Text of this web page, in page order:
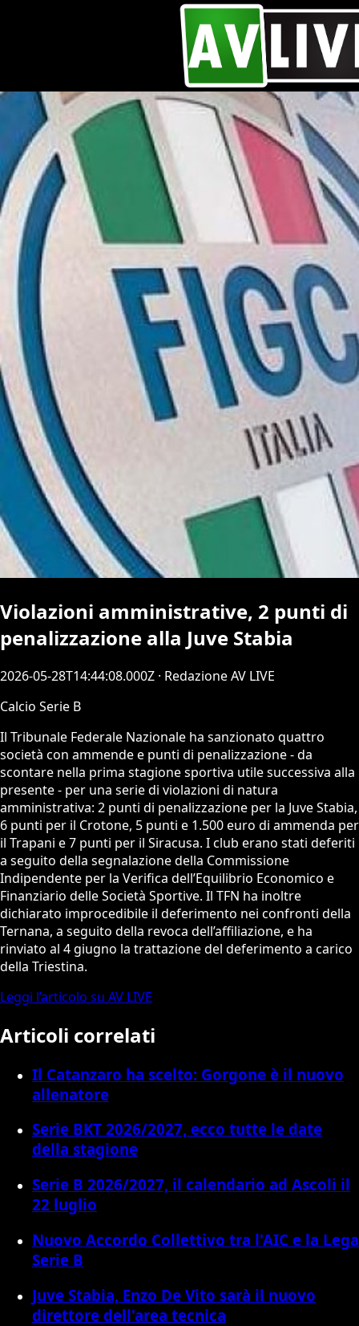
Violazioni amministrative, 2 punti di
penalizzazione alla Juve Stabia
2026-05-28T14:44:08.000Z · Redazione AV LIVE
Calcio Serie B
Il Tribunale Federale Nazionale ha sanzionato quattro
società con ammende e punti di penalizzazione - da
scontare nella prima stagione sportiva utile successiva alla
presente - per una serie di violazioni di natura
amministrativa: 2 punti di penalizzazione per la Juve Stabia,
6 punti per il Crotone, 5 punti e 1.500 euro di ammenda per
il Trapani e 7 punti per il Siracusa. I club erano stati deferiti
a seguito della segnalazione della Commissione
Indipendente per la Verifica dell’Equilibrio Economico e
Finanziario delle Società Sportive. Il TFN ha inoltre
dichiarato improcedibile il deferimento nei confronti della
Ternana, a seguito della revoca dell’affiliazione, e ha
rinviato al 4 giugno la trattazione del deferimento a carico
della Triestina.
Leggi l’articolo su AV LIVE
Articoli correlati
Il Catanzaro ha scelto: Gorgone è il nuovo
allenatore
Serie BKT 2026/2027, ecco tutte le date
della stagione
Serie B 2026/2027, il calendario ad Ascoli il
22 luglio
Nuovo Accordo Collettivo tra l'AIC e la Lega
Serie B
Juve Stabia, Enzo De Vito sarà il nuovo
direttore dell'area tecnica